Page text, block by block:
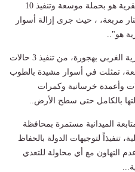
وعرفان فكار رئيس الوحدة المحلية بقرية هو بحملة موسعة وتنفيذ 10
إزالة بإجمالي مساحة 1510 أمتار مربعة، ، حيث جرى إزالة أسوار
هو"..
كما قام ناجح حلمي رئيس مجلس قرية الغربي بهجورة، من تنفيذ 3 حالات
مساحة 1206 أمتار مربعة، تمثلت في أسوار مشيدة بالطوب
وأعمدة خرسانية وكمرات
الميدانية مستمرة بمحافظة
تنفيذاً لتوجيهات الدولة بالحفاظ
التهاون مع أي محاولة للتعدي